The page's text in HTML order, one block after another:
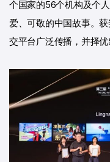
个国家的56个机构及个
爱、可敬的中国故事。
交平台广泛传播，并择优